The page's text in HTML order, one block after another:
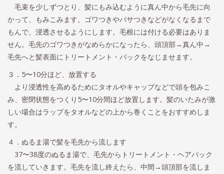
毛束を少しずつとり、髪にもみ込むように真ん中から毛先に向
かって、もみこみます。ゴワつきやパサつきなどがなくなるまで
もんで、浸透させるようにします。毛根には付ける必要はありま
せん。毛先のゴワつきがなめらかになったら、頭頂部→真ん中→
毛先へと髪表面にトリートメント・パックをなじませます。
３．5〜10分ほど、放置する
より浸透性を高めるためにタオルやキャップなどで頭を包みこ
み、密閉状態をつくり5〜10分間ほど放置します。髪のいたみが激
しい場合はラップをタオルなどの上から巻くことをおすすめしま
す。
４．ぬるま湯で髪を毛先から流します
37〜38度のぬるま湯で、毛先からトリートメント・ヘアパック
を流していきます。毛先を流し終えたら、中間→頭頂部を流しま